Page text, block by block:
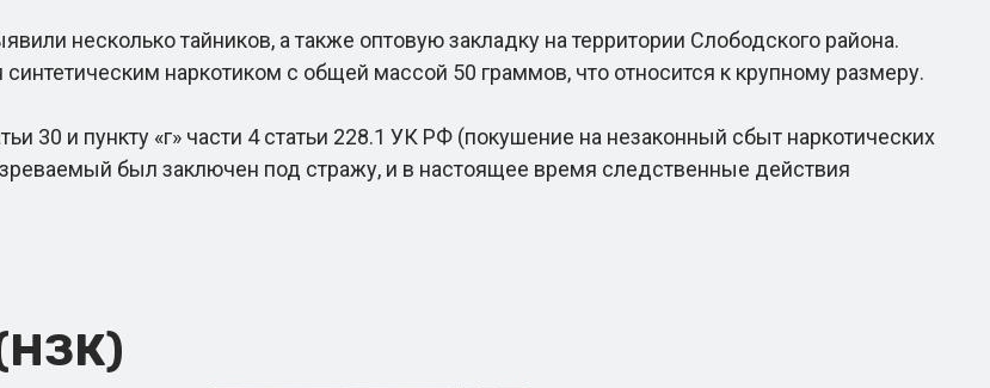
несколько тайников, а также оптовую закладку на территории Слободского района.
наркотиком с общей массой 50 граммов, что относится к крупному размеру.
30 и пункту «г» части 4 статьи 228.1 УК РФ (покушение на незаконный сбыт наркотических
был заключен под стражу, и в настоящее время следственные действия